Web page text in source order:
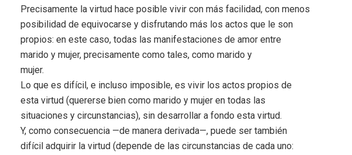
Precisamente la virtud hace posible vivir con más facilidad, con menos
posibilidad de equivocarse y disfrutando más los actos que le son
propios: en este caso, todas las manifestaciones de amor entre
marido y mujer, precisamente como tales, como marido y
mujer.
Lo que es difícil, e incluso imposible, es vivir los actos propios de
esta virtud (quererse bien como marido y mujer en todas las
situaciones y circunstancias), sin desarrollar a fondo esta virtud.
Y, como consecuencia —de manera derivada—, puede ser también
difícil adquirir la virtud (depende de las circunstancias de cada uno: